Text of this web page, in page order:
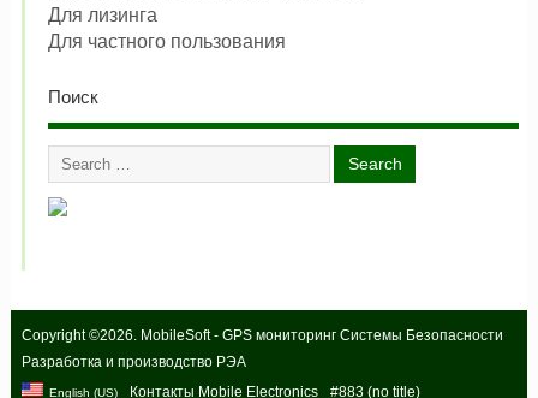
Для лизинга
Для частного пользования
Поиск
Copyright ©2026. MobileSoft - GPS мониторинг Системы Безопасности
Разработка и производство РЭА
English (US) Контакты Mobile Electronics #883 (no title)